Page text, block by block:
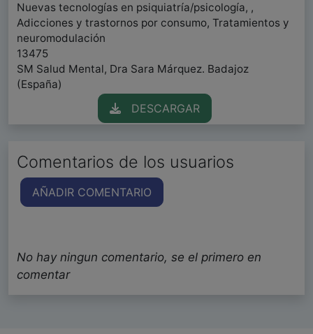
Nuevas tecnologías en psiquiatría/psicología, ,
Adicciones y trastornos por consumo, Tratamientos y
neuromodulación
13475
SM Salud Mental, Dra Sara Márquez. Badajoz
(España)
DESCARGAR
Comentarios de los usuarios
AÑADIR COMENTARIO
No hay ningun comentario, se el primero en
comentar